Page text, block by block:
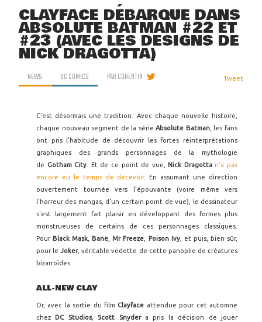
CLAYFACE DÉBARQUE DANS
ABSOLUTE BATMAN #22 ET
#23 (AVEC LES DESIGNS DE
NICK DRAGOTTA)
NEWS DC COMICS PARCORENTIN Tweet
C'est désormais une tradition. Avec chaque nouvelle histoire,
chaque nouveau segment de la sérieAbsolute Batman, les fans
ont pris l'habitude de découvrir les fortes réinterprétations
graphiques des grands personnages de la mythologie
de Gotham City . Et de ce point de vue, Nick Dragotta n'a pas
encore eu le temps de décevoir. En assumant une direction
ouvertement tournée vers l'épouvante (voire même vers
l'horreur des mangas, d'un certain point de vue), le dessinateur
s'est largement fait plaisir en développant des formes plus
monstrueuses de certains de ces personnages classiques.
Pour Black Mask Bane ,Mr Freeze Poison Ivy, et puis, bien sûr,
pour leJoker, véritable vedette de cette panoplie de créatures
bizarroïdes.
ALL-NEW CLAY
Or, avec la sortie du film Clayface attendue pour cet automne
chez
DC Studios, Scott Snydera pris la décision de jouer